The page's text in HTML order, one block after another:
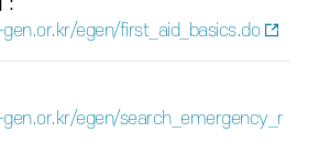
:
egen/first_aid_basics.do
egen/search_emergency_r